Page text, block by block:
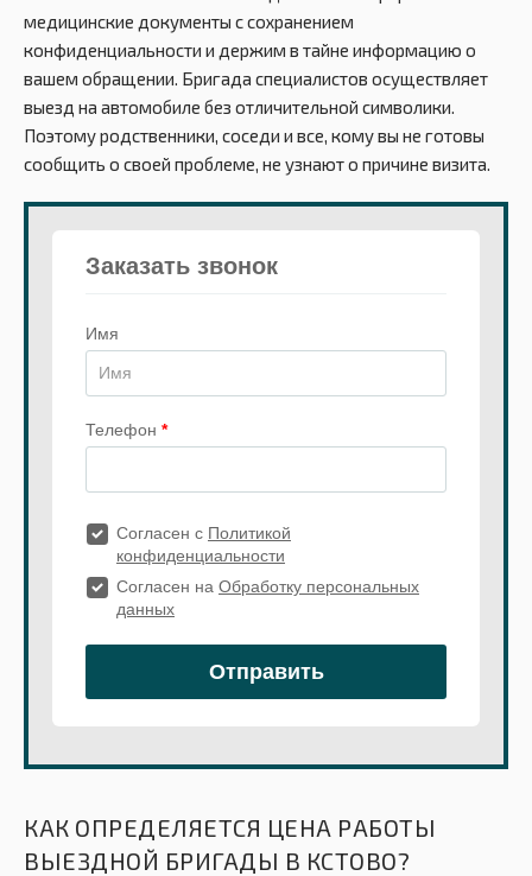
медицинские документы с сохранением
конфиденциальности и держим в тайне информацию о
вашем обращении. Бригада специалистов осуществляет
выезд на автомобиле без отличительной символики.
Поэтому родственники, соседи и все, кому вы не готовы
сообщить о своей проблеме, не узнают о причине визита.
КАК ОПРЕДЕЛЯЕТСЯ ЦЕНА РАБОТЫ
ВЫЕЗДНОЙ БРИГАДЫ В КСТОВО?